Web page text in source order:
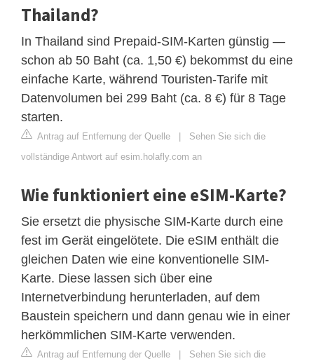
Thailand?
In Thailand sind Prepaid-SIM-Karten günstig —
schon ab 50 Baht (ca. 1,50 €) bekommst du eine
einfache Karte, während Touristen-Tarife mit
Datenvolumen bei 299 Baht (ca. 8 €) für 8 Tage
starten.
Antrag auf Entfernung der Quelle | Sehen Sie sich die
vollständige Antwort auf esim.holafly.com an
Wie funktioniert eine eSIM-Karte?
Sie ersetzt die physische SIM-Karte durch eine
fest im Gerät eingelötete. Die eSIM enthält die
gleichen Daten wie eine konventionelle SIM-
Karte. Diese lassen sich über eine
Internetverbindung herunterladen, auf dem
Baustein speichern und dann genau wie in einer
herkömmlichen SIM-Karte verwenden.
Antrag auf Entfernung der Quelle | Sehen Sie sich die